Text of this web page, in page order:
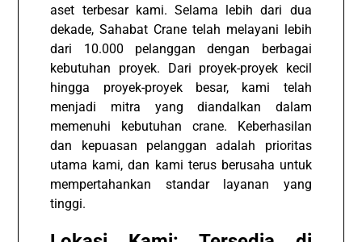
aset terbesar kami. Selama lebih dari dua
dekade, Sahabat Crane telah melayani lebih
dari 10.000 pelanggan dengan berbagai
kebutuhan proyek. Dari proyek-proyek kecil
hingga proyek-proyek besar, kami telah
menjadi mitra yang diandalkan dalam
memenuhi kebutuhan crane. Keberhasilan
dan kepuasan pelanggan adalah prioritas
utama kami, dan kami terus berusaha untuk
mempertahankan standar layanan yang
tinggi.